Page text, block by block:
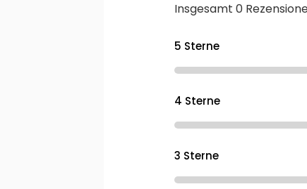
Insgesamt 0
5 Sterne
4 Sterne
3 Sterne